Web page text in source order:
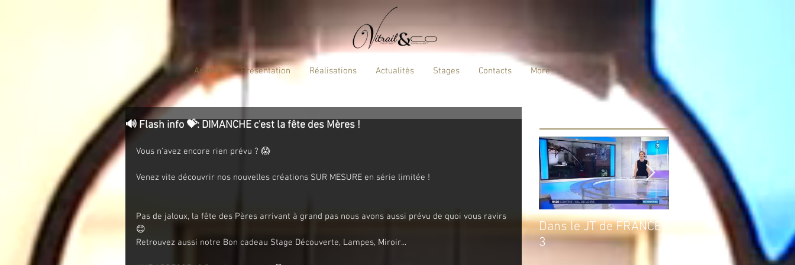
Accueil Présentation Réalisations Actualités Stages Contacts More
🔊 Flash info 💝: DIMANCHE c'est la fête des Mères !
Vous n'avez encore rien prévu ? 😱
Venez vite découvrir nos nouvelles créations SUR MESURE en série limitée !
Pas de jaloux, la fête des Pères arrivant à grand pas nous avons aussi prévu de quoi vous ravirs
😊
Retrouvez aussi notre Bon cadeau Stage Découverte, Lampes, Miroir...
Dans le JT de FRANCE
3
Un an déjà…